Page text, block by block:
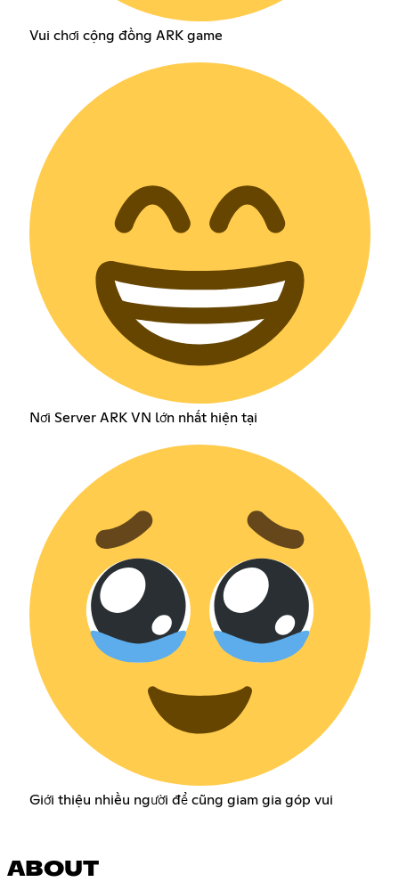
Vui chơi cộng đồng ARK game
Nơi Server ARK VN lớn nhất hiện tại
Giới thiệu nhiều người để cũng giam gia góp vui
ABOUT